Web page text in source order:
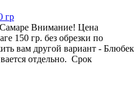
гр
Самаре Внимание! Цена
150 гр. без обрезки по
вам другой вариант - Блюбек
отдельно. Срок